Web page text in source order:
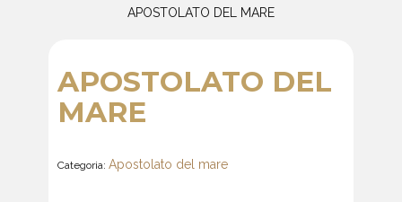
APOSTOLATO DEL MARE
APOSTOLATO DEL
MARE
Categoria: Apostolato del mare